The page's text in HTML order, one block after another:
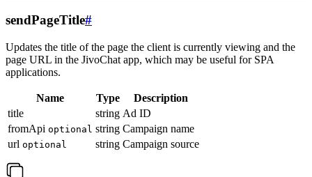
sendPageTitle#
Updates the title of the page the client is currently viewing and the
page URL in the JivoChat app, which may be useful for SPA
applications.
Name Type
Description
title
string Ad ID
fromApi optional string Campaign name
url optional string Campaign source